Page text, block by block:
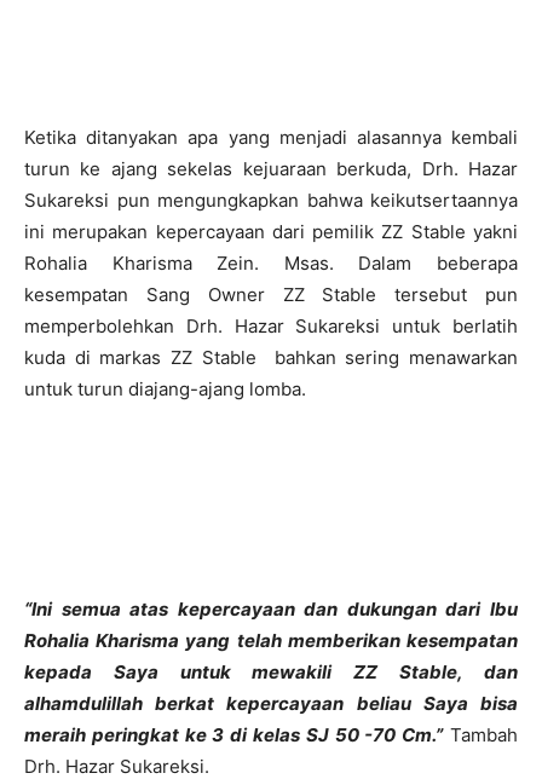
Ketika ditanyakan apa yang menjadi alasannya kembali
turun ke ajang sekelas kejuaraan berkuda, Drh. Hazar
Sukareksi pun mengungkapkan bahwa keikutsertaannya
ini merupakan kepercayaan dari pemilik ZZ Stable yakni
Rohalia Kharisma Zein. Msas. Dalam beberapa
kesempatan Sang Owner ZZ Stable tersebut pun
memperbolehkan Drh. Hazar Sukareksi untuk berlatih
kuda di markas ZZ Stable bahkan sering menawarkan
untuk turun diajang-ajang lomba.
“Ini semua atas kepercayaan dan dukungan dari Ibu
Rohalia Kharisma yang telah memberikan kesempatan
kepada Saya untuk mewakili ZZ Stable, dan
alhamdulillah berkat kepercayaan beliau Saya bisa
meraih peringkat ke 3 di kelas SJ 50 -70 Cm.” Tambah
Drh. Hazar Sukareksi.